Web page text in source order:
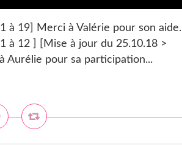
à 19] Merci à Valérie pour son aide.
à 12 ] [Mise à jour du 25.10.18 >
Aurélie pour sa participation...